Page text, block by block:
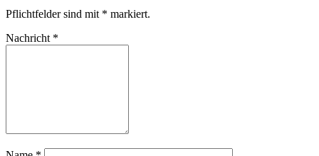
Pflichtfelder sind mit * markiert.
Nachricht *